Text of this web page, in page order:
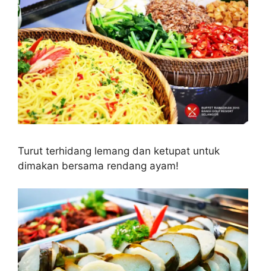
Turut terhidang lemang dan ketupat untuk
dimakan bersama rendang ayam!